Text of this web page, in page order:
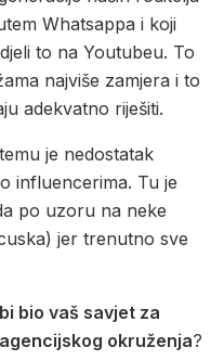
Whatsappa i koji
to na Youtubeu. To
najviše zamjera i to
adekvatno riješiti.
je nedostatak
influencerima. Tu je
po uzoru na neke
jer trenutno sve
bio vaš savjet za
okruženja?